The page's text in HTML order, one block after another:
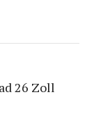
26 Zoll